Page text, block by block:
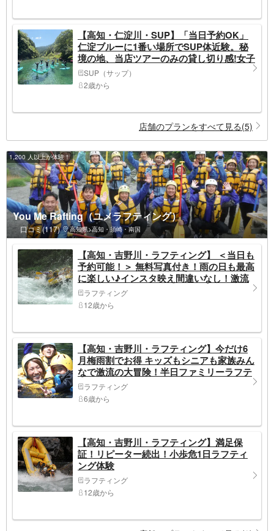
【高知・仁淀川・SUP】「当日予約OK」
仁淀ブルーに1番い場所でSUP体近験。秘
境の地、当店ツアーのみの貸し切り感!女子
旅におすすめ。2歳～OK、愛犬とドッグ
SUP対応店!
SUP（サップ）
2歳から
店舗のプランをすべて見る(5)
1,200 人以上が体験！
You Me Rafting（ユメラフティング）
口コミ(117) 高知県>高知・須崎・南国
【高知・吉野川・ラフティング】 ＜当日も
予約可能！＞ 無料写真付き！雨の日も最高
に楽しい♪インスタ映え間違いなし！激流
の大歩危で半日コース（3時間）
ラフティング
12歳から
【高知・吉野川・ラフティング】今だけ6
月梅雨割でお得 キッズもシニアも家族みん
なで激流の大冒険！半日ファミリーラフテ
ィング
ラフティング
6歳から
【高知・吉野川・ラフティング】満足保
証！リピーター続出！小歩危1日ラフティ
ング体験
ラフティング
12歳から